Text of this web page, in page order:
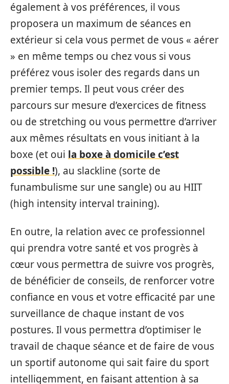
également à vos préférences, il vous
proposera un maximum de séances en
extérieur si cela vous permet de vous « aérer
» en même temps ou chez vous si vous
préférez vous isoler des regards dans un
premier temps. Il peut vous créer des
parcours sur mesure d’exercices de fitness
ou de stretching ou vous permettre d’arriver
aux mêmes résultats en vous initiant à la
boxe (et oui la boxe à domicile c’est
possible !), au slackline (sorte de
funambulisme sur une sangle) ou au HIIT
(high intensity interval training).
En outre, la relation avec ce professionnel
qui prendra votre santé et vos progrès à
cœur vous permettra de suivre vos progrès,
de bénéficier de conseils, de renforcer votre
confiance en vous et votre efficacité par une
surveillance de chaque instant de vos
postures. Il vous permettra d’optimiser le
travail de chaque séance et de faire de vous
un sportif autonome qui sait faire du sport
intelligemment, en faisant attention à sa